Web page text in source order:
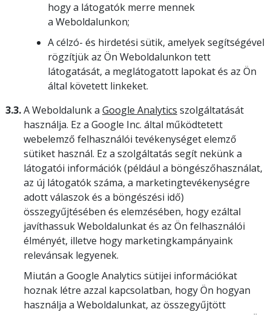
hogy a látogatók merre mennek
a Weboldalunkon;
A célzó- és hirdetési sütik, amelyek segítségével
rögzítjük az Ön Weboldalunkon tett
látogatását, a meglátogatott lapokat és az Ön
által követett linkeket.
3.3.A Weboldalunk a Google Analytics szolgáltatását
használja. Ez a Google Inc. által működtetett
webelemző felhasználói tevékenységet elemző
sütiket használ. Ez a szolgáltatás segít nekünk a
látogatói információk (például a böngészőhasználat,
az új látogatók száma, a marketingtevékenységre
adott válaszok és a böngészési idő)
összegyűjtésében és elemzésében, hogy ezáltal
javíthassuk Weboldalunkat és az Ön felhasználói
élményét, illetve hogy marketingkampányaink
relevánsak legyenek.
Miután a Google Analytics sütijei információkat
hoznak létre azzal kapcsolatban, hogy Ön hogyan
használja a Weboldalunkat, az összegyűjtött